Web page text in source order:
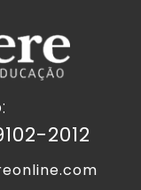
2012